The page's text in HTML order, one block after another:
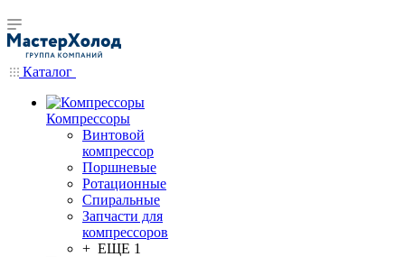
Каталог
Компрессоры
Винтовой
компрессор
Поршневые
Ротационные
Спиральные
Запчасти для
компрессоров
+ ЕЩЕ 1